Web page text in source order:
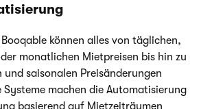
können alles von täglichen,
monatlichen Mietpreisen bis hin zu
und saisonalen Preisänderungen
Systeme machen die Automatisierung
basierend auf Mietzeiträumen